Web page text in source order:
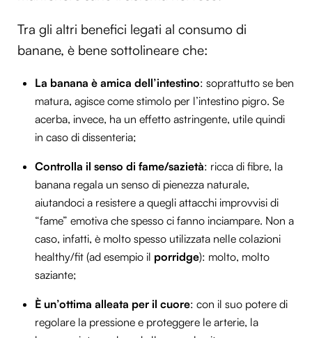
Tra gli altri benefici legati al consumo di
banane, è bene sottolineare che:
La banana è amica dell’intestino: soprattutto se ben
matura, agisce come stimolo per l’intestino pigro. Se
acerba, invece, ha un effetto astringente, utile quindi
in caso di dissenteria;
Controlla il senso di fame/sazietà: ricca di fibre, la
banana regala un senso di pienezza naturale,
aiutandoci a resistere a quegli attacchi improvvisi di
“fame” emotiva che spesso ci fanno inciampare. Non a
caso, infatti, è molto spesso utilizzata nelle colazioni
healthy/fit (ad esempio il porridge): molto, molto
saziante;
È un’ottima alleata per il cuore: con il suo potere di
regolare la pressione e proteggere le arterie, la